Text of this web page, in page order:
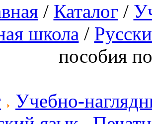
/ Каталог /
школа /
пособия
Учебно-